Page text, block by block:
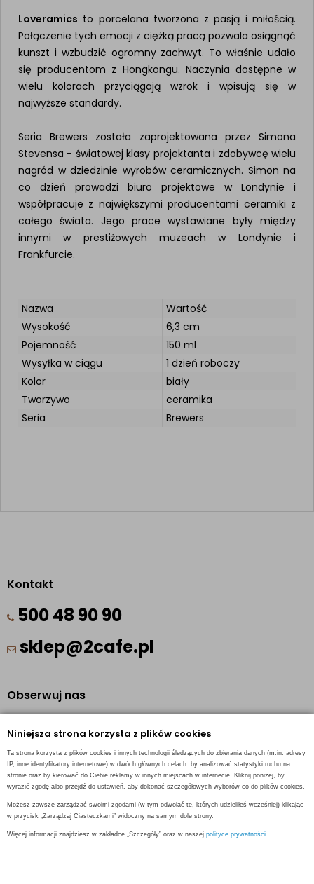
Niniejsza strona korzysta z plików cookies
Ta strona korzysta z plików cookies i innych technologii śledzących do zbierania danych (m.in. adresy
IP, inne identyfikatory internetowe) w dwóch głównych celach: by analizować statystyki ruchu na
stronie oraz by kierować do Ciebie reklamy w innych miejscach w internecie. Kliknij poniżej, by
wyrazić zgodę albo przejdź do ustawień, aby dokonać szczegółowych wyborów co do plików cookies.
Możesz zawsze zarządzać swoimi zgodami (w tym odwołać te, których udzieliłeś wcześniej) klikając
w przycisk „Zarządzaj Ciasteczkami” widoczny na samym dole strony.
Więcej informacji znajdziesz w zakładce „Szczegóły” oraz w naszej polityce prywatności.
Loveramics to porcelana tworzona z pasją i miłością.
Połączenie tych emocji z ciężką pracą pozwala osiągnąć
kunszt i wzbudzić ogromny zachwyt. To właśnie udało
się producentom z Hongkongu. Naczynia dostępne w
wielu kolorach przyciągają wzrok i wpisują się w
najwyższe standardy.
Seria Brewers została zaprojektowana przez Simona
Stevensa - światowej klasy projektanta i zdobywcę wielu
nagród w dziedzinie wyrobów ceramicznych. Simon na
co dzień prowadzi biuro projektowe w Londynie i
współpracuje z największymi producentami ceramiki z
całego świata. Jego prace wystawiane były między
innymi w prestiżowych muzeach w Londynie i
Frankfurcie.
Nazwa
Wartość
Wysokość
6,3 cm
Pojemność
150 ml
Wysyłka w ciągu
1 dzień roboczy
Kolor
biały
Tworzywo
ceramika
Seria
Brewers
Kontakt
500 48 90 90
sklep@2cafe.pl
Obserwuj nas
Instagram
INFORMACJE KONTAKTOWE